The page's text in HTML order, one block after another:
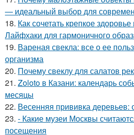
— идеальный выбор для
18. Как сочетать крепкое
Лайфхаки для гармоничного
19. Вареная свекла: все о ее
организма
20. Почему свеклу для салатов
21. Zoloto в Казани: календарь
месяцы
22. Весенняя прививка деревьев:
23. - Какие музеи Москвы
посещения